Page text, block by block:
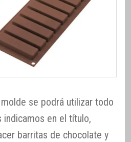
se podrá utilizar todo
indicamos en el título,
barritas de chocolate y